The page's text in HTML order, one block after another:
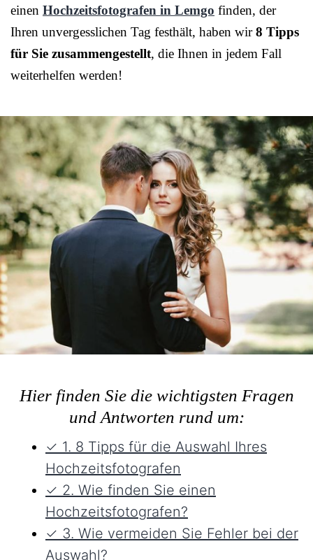
einen Hochzeitsfotografen in Lemgo finden, der
Ihren unvergesslichen Tag festhält, haben wir8 Tipps
für Sie zusammengestellt, die Ihnen in jedem Fall
weiterhelfen werden!
Hier finden Sie die wichtigsten Fragen
und Antworten rund um:
✓ 1. 8 Tipps für die Auswahl Ihres
Hochzeitsfotografen
✓ 2. Wie finden Sie einen
Hochzeitsfotografen?
✓ 3. Wie vermeiden Sie Fehler bei der
Auswahl?